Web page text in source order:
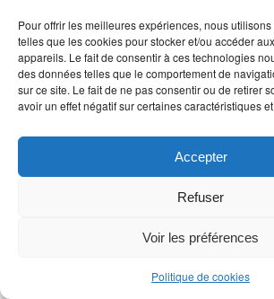
Pour offrir les meilleures expériences, nous
telles que les cookies pour stocker et/ou accéder
appareils. Le fait de consentir à ces technologies
des données telles que le comportement de
sur ce site. Le fait de ne pas consentir ou de retirer
avoir un effet négatif sur certaines caractéristiques
Accepter
Refuser
Voir les préférences
Politique de cookies
Vous devezvous connecterpour publier
commentaire.